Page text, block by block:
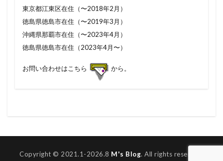
東京都江東区在住（〜2018年2月）
徳島県徳島市在住（〜2019年3月）
沖縄県那覇市在住（〜2023年4月）
徳島県徳島市在住（2023年4月〜）
お問い合わせはこちら から。
Copyright © 2021.1-2026.8 M's Blog. All rights reserved.